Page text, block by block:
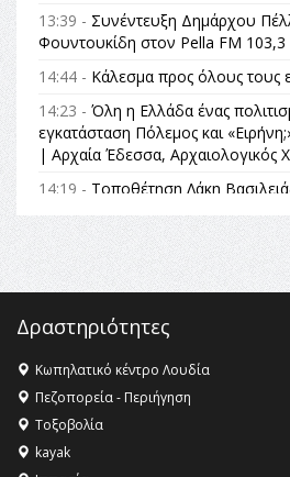
13:39 - Συνέντευξη Δημάρχου
Φουντουκίδη στον Pella FM 103,3
14:44 - Κάλεσμα προς όλους τους
14:23 - Όλη η Ελλάδα ένας
εγκατάσταση Πόλεμος και
| Αρχαία Έδεσσα, Αρχαιολογικός
14:19 - Τοποθέτηση Λάκη
Αναθεώρηση του Συντάγματος: «Σε
θεσμικές διαδικασίες υπάρχει
στις επόμενες γενιές»
16:35 -Το πρόγραμμα του ΠΑΟΚ
16:27 - Όλυμπος: Εντάχθηκε στον
Κληρονομιάς της UNESCO –
Όλυμπος αναγνωρίστηκε ως φυσικό
αγαθό εξέχουσας οικουμενικής
ανθρωπότητα
16:18 -
Δραστηριότητες
Κωπηλατικό κέντρο Λουδία
Πεζοπορεία - Περιήγηση
Τοξοβολία
kayak